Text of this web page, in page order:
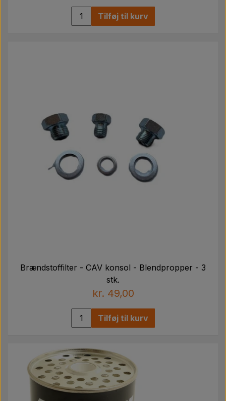
Tilføj til kurv
Brændstoffilter - CAV konsol - Blendpropper - 3
stk.
kr. 49,00
Tilføj til kurv